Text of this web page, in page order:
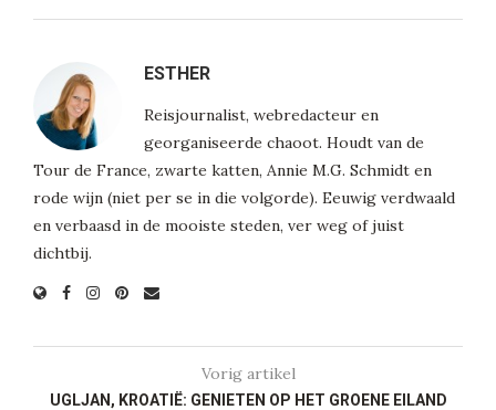
ESTHER
Reisjournalist, webredacteur en
georganiseerde chaoot. Houdt van de
Tour de France, zwarte katten, Annie M.G. Schmidt en
rode wijn (niet per se in die volgorde). Eeuwig verdwaald
en verbaasd in de mooiste steden, ver weg of juist
dichtbij.
Vorig artikel
UGLJAN, KROATIË: GENIETEN OP HET GROENE EILAND